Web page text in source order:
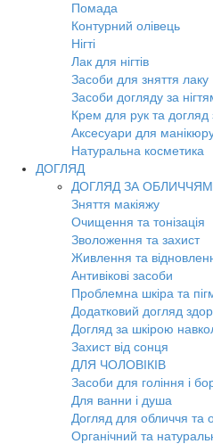
Помада
Контурний олівець
Нігті
Лак для нігтів
Засоби для зняття лаку
Засоби догляду за
Крем для рук та догляд
Аксесуари для
Натуральна косметика
ДОГЛЯД
ДОГЛЯД ЗА
Зняття макіяжу
Очищення та тонізація
Зволоження та захист
Живлення та
Антивікові засоби
Проблемна шкіра та
Додатковий догляд
Догляд за шкірою
Захист від сонця
ДЛЯ ЧОЛОВІКІВ
Засоби для гоління і
Для ванни і душа
Догляд для обличчя та
Органічний та